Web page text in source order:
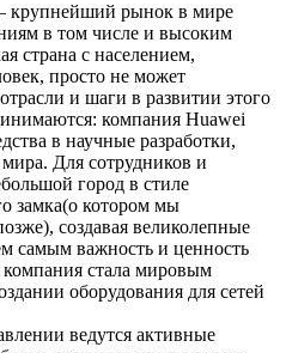
крупнейший рынок в мире
в том числе и высоким
страна с населением,
просто не может
и шаги в развитии этого
компания Huawei
в научные разработки,
Для сотрудников и
город в стиле
замка(о котором мы
создавая великолепные
самым важность и ценность
компания стала мировым
оборудования для сетей
ведутся активные